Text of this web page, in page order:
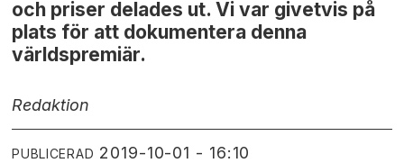
och priser delades ut. Vi var givetvis på
plats för att dokumentera denna
världspremiär.
Redaktion
PUBLICERAD 2019-10-01 - 16:10